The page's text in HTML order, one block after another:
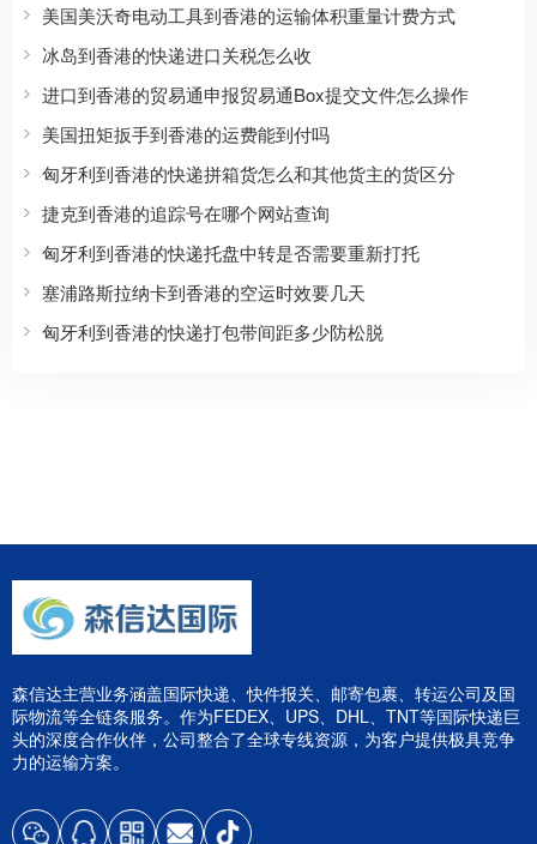
美国美沃奇电动工具到香港的运输体积重量计费方式
冰岛到香港的快递进口关税怎么收
进口到香港的贸易通申报贸易通Box提交文件怎么操作
美国扭矩扳手到香港的运费能到付吗
匈牙利到香港的快递拼箱货怎么和其他货主的货区分
捷克到香港的追踪号在哪个网站查询
匈牙利到香港的快递托盘中转是否需要重新打托
塞浦路斯拉纳卡到香港的空运时效要几天
匈牙利到香港的快递打包带间距多少防松脱
森信达主营业务涵盖国际快递、快件报关、邮寄包裹、转运公司及国
际物流等全链条服务。作为FEDEX、UPS、DHL、TNT等国际快递巨
头的深度合作伙伴，公司整合了全球专线资源，为客户提供极具竞争
力的运输方案。